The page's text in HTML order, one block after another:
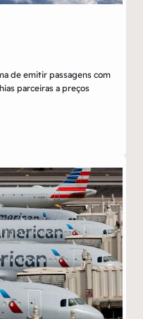
de emitir passagens com
parceiras a preços